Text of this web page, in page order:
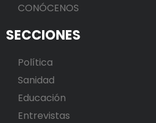
CONÓCENOS
SECCIONES
Política
Sanidad
Educación
Entrevistas